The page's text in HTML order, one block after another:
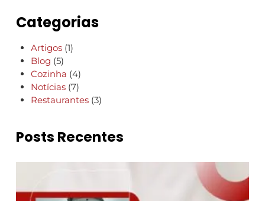
Categorias
Artigos (1)
Blog (5)
Cozinha (4)
Notícias (7)
Restaurantes (3)
Posts Recentes